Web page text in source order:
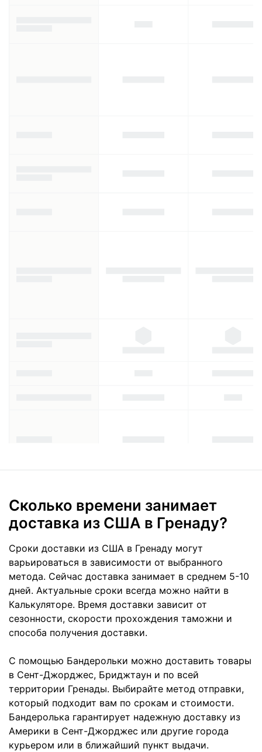
Сколько времени занимает
доставка из США в Гренаду?
Сроки доставки из США в Гренаду могут
варьироваться в зависимости от выбранного
метода. Сейчас доставка занимает в среднем 5-10
дней. Актуальные сроки всегда можно найти в
Калькуляторе. Время доставки зависит от
сезонности, скорости прохождения таможни и
способа получения доставки.
С помощью Бандерольки можно доставить товары
в Сент-Джорджес, Бриджтаун и по всей
территории Гренады. Выбирайте метод отправки,
который подходит вам по срокам и стоимости.
Бандеролька гарантирует надежную доставку из
Америки в Сент-Джорджес или другие города
курьером или в ближайший пункт выдачи.